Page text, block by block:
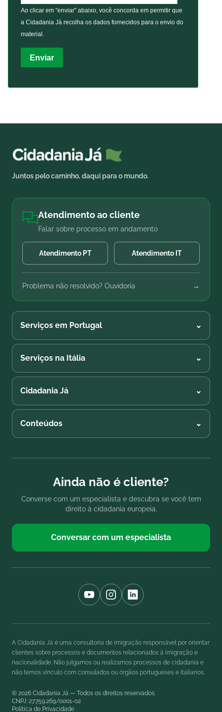
Ao clicar em "enviar" abaixo, você concorda em permitir que
a Cidadania Já recolha os dados fornecidos para o envio do
material.
Enviar
Juntos pelo caminho, daqui para o mundo.
Atendimento ao cliente
Falar sobre processo em andamento
Atendimento PT Atendimento IT
Problema não resolvido? Ouvidoria →
Serviços em Portugal ⌄
Serviços na Itália ⌄
Cidadania Já ⌄
Conteúdos ⌄
Ainda não é cliente?
Converse com um especialista e descubra se você tem
direito à cidadania europeia.
Conversar com um especialista
A Cidadania Já é uma consultoria de imigração responsável por orientar
clientes sobre processos e documentos relacionados à imigração e
nacionalidade. Não julgamos ou realizamos processos de cidadania e
não temos vínculo com consulados ou órgãos portugueses e italianos.
© 2026 Cidadania Já — Todos os direitos reservados.
CNPJ: 27.759.269/0001-02
Política de Privacidade